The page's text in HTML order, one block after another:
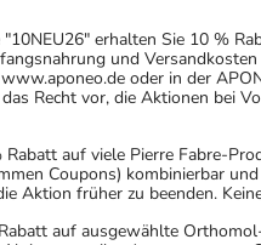
erhalten Sie 10 %
und
oder in der
Recht vor, die Aktionen bei
auf viele Pierre Fabre-
Coupons) kombinierbar
Aktion früher zu beenden.
auf ausgewählte